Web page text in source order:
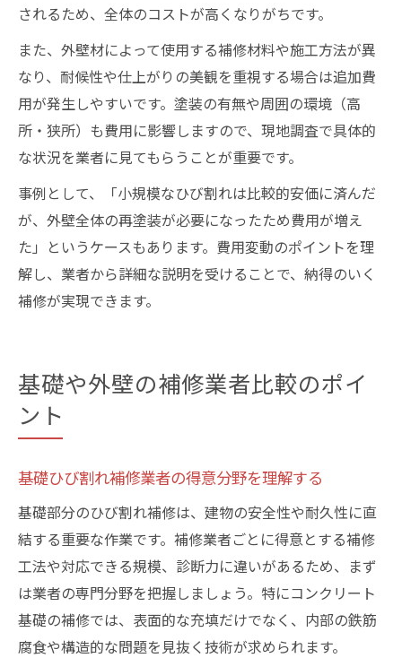
されるため、全体のコストが高くなりがちです。
また、外壁材によって使用する補修材料や施工方法が異
なり、耐候性や仕上がりの美観を重視する場合は追加費
用が発生しやすいです。塗装の有無や周囲の環境（高
所・狭所）も費用に影響しますので、現地調査で具体的
な状況を業者に見てもらうことが重要です。
事例として、「小規模なひび割れは比較的安価に済んだ
が、外壁全体の再塗装が必要になったため費用が増え
た」というケースもあります。費用変動のポイントを理
解し、業者から詳細な説明を受けることで、納得のいく
補修が実現できます。
基礎や外壁の補修業者比較のポイ
ント
基礎ひび割れ補修業者の得意分野を理解する
基礎部分のひび割れ補修は、建物の安全性や耐久性に直
結する重要な作業です。補修業者ごとに得意とする補修
工法や対応できる規模、診断力に違いがあるため、まず
は業者の専門分野を把握しましょう。特にコンクリート
基礎の補修では、表面的な充填だけでなく、内部の鉄筋
腐食や構造的な問題を見抜く技術が求められます。